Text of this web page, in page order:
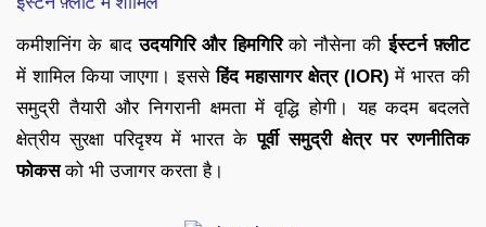
कमीशनिंग के बादउदयगिरि और हिमगिरिको नौसेना कीईस्टर्न फ़्लीट
में शामिल किया जाएगा। इससेहिंद महासागर क्षेत्र (IOR) में भारत की
समुद्री तैयारी और निगरानी क्षमता में वृद्धि होगी। यह कदम बदलते
क्षेत्रीय सुरक्षा परिदृश्य में भारत केपूर्वी समुद्री क्षेत्र पर रणनीतिक
फोकसको भी उजागर करता है।